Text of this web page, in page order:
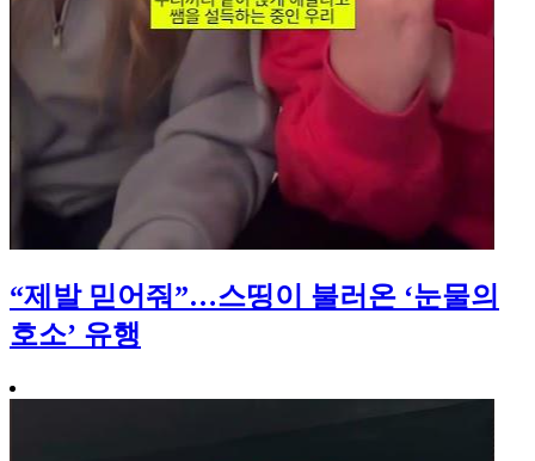
“제발 믿어줘”…스띵이 불러온 ‘눈물의
호소’ 유행